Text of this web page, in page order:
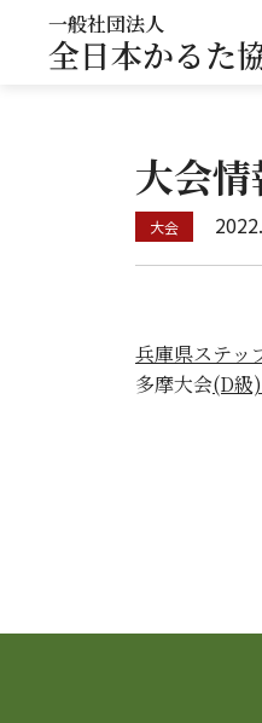
一般社団法人
全日本かるた
大会
兵庫県ステッ
多摩大会(D級)